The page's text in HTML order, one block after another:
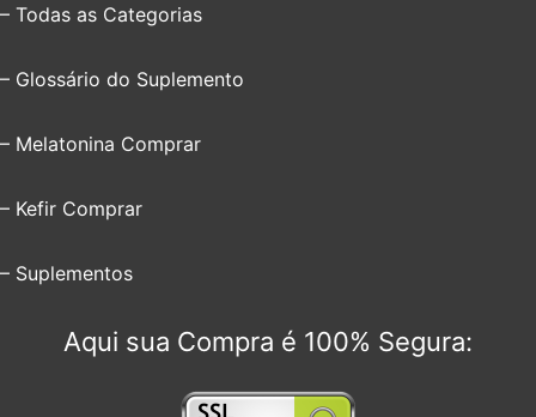
– Todas as Categorias
– Glossário do Suplemento
– Melatonina Comprar
– Kefir Comprar
– Suplementos
Aqui sua Compra é 100% Segura: